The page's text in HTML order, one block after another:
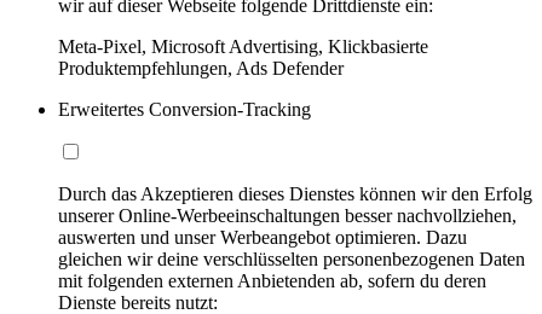
wir auf dieser Webseite folgende Drittdienste ein:
Meta-Pixel, Microsoft Advertising, Klickbasierte
Produktempfehlungen, Ads Defender
Erweitertes Conversion-Tracking
Durch das Akzeptieren dieses Dienstes können wir den Erfolg
unserer Online-Werbeeinschaltungen besser nachvollziehen,
auswerten und unser Werbeangebot optimieren. Dazu
gleichen wir deine verschlüsselten personenbezogenen Daten
mit folgenden externen Anbietenden ab, sofern du deren
Dienste bereits nutzt: